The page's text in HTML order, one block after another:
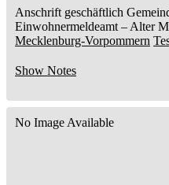
Anschrift geschäftlich
Einwohnermeldeamt – Alter
Mecklenburg-Vorpommern
Show Notes
No Image Available